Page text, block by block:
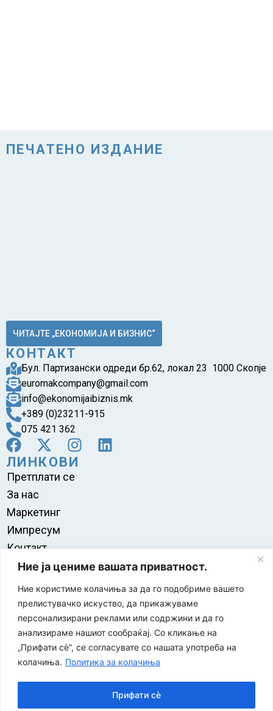
Ние ја цениме вашата приватност.
Ние користиме колачиња за да го подобриме вашето
прелистувачко искуство, да прикажуваме
персонализирани реклами или содржини и да го
анализираме нашиот сообраќај. Со кликање на
„Прифати сè“, се согласувате со нашата употреба на
колачиња. Политика за колачиња
Прифати сè
ПЕЧАТЕНО ИЗДАНИЕ
ЧИТАЈТЕ „ЕКОНОМИЈА И БИЗНИС“
КОНТАКТ
Бул. Партизански одреди бр.62, локал 23 1000 Скопје
euromakcompany@gmail.com
info@ekonomijaibiznis.mk
+389 (0)23211-915
075 421 362
ЛИНКОВИ
Претплати се
За нас
Маркетинг
Импресум
Контакт
Правила на користење